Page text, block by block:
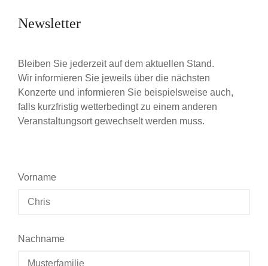
Newsletter
Bleiben Sie jederzeit auf dem aktuellen Stand.
Wir informieren Sie jeweils über die nächsten
Konzerte und informieren Sie beispielsweise auch,
falls kurzfristig wetterbedingt zu einem anderen
Veranstaltungsort gewechselt werden muss.
Vorname
Nachname